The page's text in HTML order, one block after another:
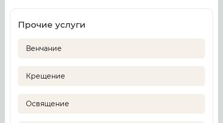
Прочие услуги
Венчание
Крещение
Освящение